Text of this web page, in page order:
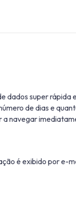
dados super
de dias e
a navegar
é exibido por e-